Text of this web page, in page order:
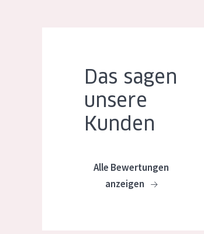
Das sagen
unsere
Kunden
Alle Bewertungen
anzeigen